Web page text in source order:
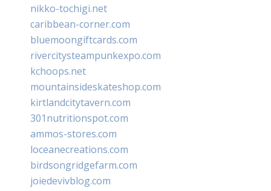
nikko-tochigi.net
caribbean-corner.com
bluemoongiftcards.com
rivercitysteampunkexpo.com
kchoops.net
mountainsideskateshop.com
kirtlandcitytavern.com
301nutritionspot.com
ammos-stores.com
loceanecreations.com
birdsongridgefarm.com
joiedevivblog.com